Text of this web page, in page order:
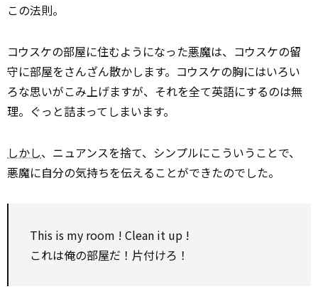
この法則。
コウスケの部屋に住むようになった悪魔は、コウスケの留
守に部屋をさんざん散かします。コウスケの胸にはいろい
ろな思いがこみ上げますが、それを全て英語にするのは無
理。ぐっと詰まってしまいます。
しかし、ニュアンスを捨て、シンプルにこういうことで、
悪魔に自分の気持ちを伝えることができたのでした。
This is my room ! Clean it up !
これは俺の部屋だ！片付けろ！